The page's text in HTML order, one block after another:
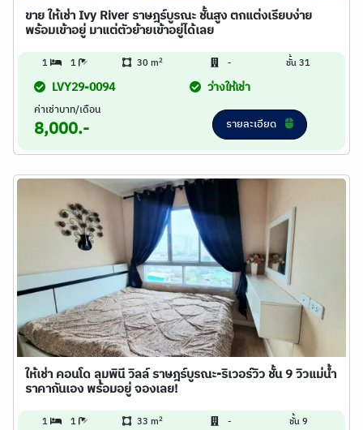
ขาย ให้เช่า Ivy River ราษฎร์บูรณะ ชั้นสูง ตกแต่งเรียบง่าย
พร้อมเข้าอยู่ มาแต่ตัวย้ายเข้าอยู่ได้เลย
1 1 30 m2 - ชั้น 31
LVY29-0094 ว่างให้เช่า
ค่าเช่าบาท/เดือน
8,000.- รายละเอียด
ให้เช่า คอนโด ลุมพินี วิลล์ ราษฎร์บูรณะ-ริเวอร์วิว ชั้น 9 วิวแม่น้ำ
ราคากันเอง พร้อมอยู่ จองเลย!
1 1 33 m2 - ชั้น 9